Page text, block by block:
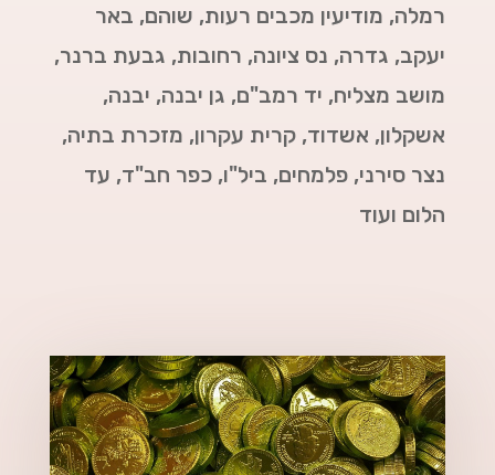
רמלה, מודיעין מכבים רעות, שוהם, באר
יעקב, גדרה, נס ציונה, רחובות, גבעת ברנר,
מושב מצליח, יד רמב"ם, גן יבנה, יבנה,
אשקלון, אשדוד, קרית עקרון, מזכרת בתיה,
נצר סירני, פלמחים, ביל"ו, כפר חב"ד, עד
הלום ועוד